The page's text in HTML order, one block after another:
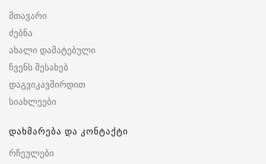
მთავარი
ძებნა
ახალი დამატებული
ჩვენს შესახებ
დაგვიკავშირდით
სიახლეები
დახმარება და კონტაქტი
რჩეულები